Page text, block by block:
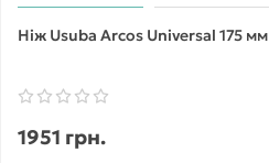
Ніж Usuba Arcos Universal 175 мм
1951 грн.